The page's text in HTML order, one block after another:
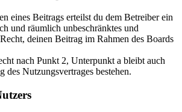
eines Beitrags erteilst du dem Betreiber ein
und räumlich unbeschränktes und
deinen Beitrag im Rahmen des Boards
nach Punkt 2, Unterpunkt a bleibt auch
des Nutzungsvertrages bestehen.